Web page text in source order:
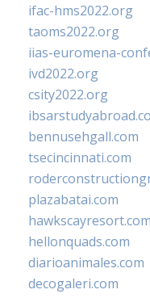
ifac-hms2022.org
taoms2022.org
iias-euromena-
ivd2022.org
csity2022.org
bennusehgall.com
tsecincinnati.com
plazabatai.com
hawkscayresort.com
hellonquads.com
diarioanimales.com
decogaleri.com